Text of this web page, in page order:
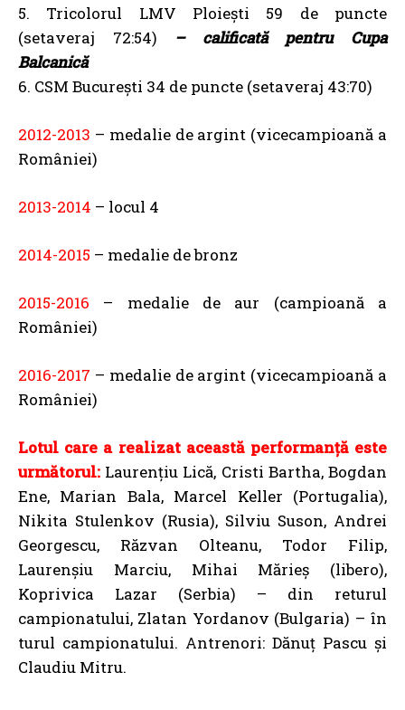
5. Tricolorul LMV Ploiești 59 de puncte
(setaveraj 72:54) – calificată pentru Cupa
Balcanică
6. CSM București 34 de puncte (setaveraj 43:70)
2012-2013 – medalie de argint (vicecampioană a
României)
2013-2014 – locul 4
2014-2015 – medalie de bronz
2015-2016 – medalie de aur (campioană a
României)
2016-2017 – medalie de argint (vicecampioană a
României)
Lotul care a realizat această performanță este
următorul: Laurențiu Lică, Cristi Bartha, Bogdan
Ene, Marian Bala, Marcel Keller (Portugalia),
Nikita Stulenkov (Rusia), Silviu Suson, Andrei
Georgescu, Răzvan Olteanu, Todor Filip,
Laurenșiu Marciu, Mihai Mărieș (libero),
Koprivica Lazar (Serbia) – din returul
campionatului, Zlatan Yordanov (Bulgaria) – în
turul campionatului. Antrenori: Dănuț Pascu și
Claudiu Mitru.